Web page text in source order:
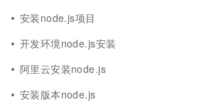
安装node.js项目
开发环境node.js安装
阿里云安装node.js
安装版本node.js